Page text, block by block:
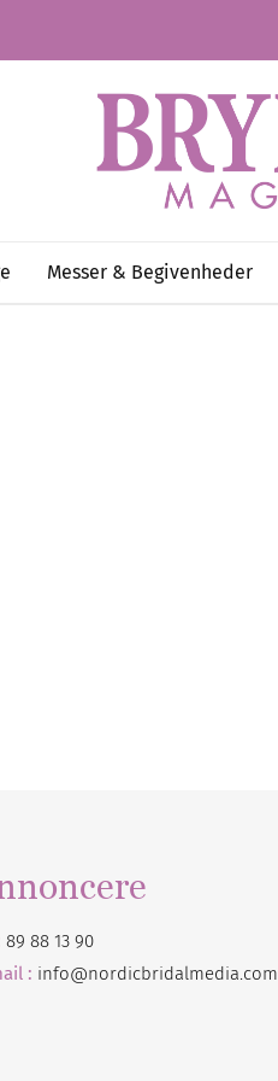
Messer & Begivenheder
89 88 13 90
: info@nordicbridalmedia.com